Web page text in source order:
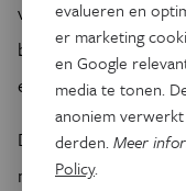
voor het SARS-CoV-
beschermende
en beide vaccins
De indrukwekkende
mRNA-vaccins
evalueren en
er marketing
en Google
media te tonen.
anoniem
derden.Meer
Policy.